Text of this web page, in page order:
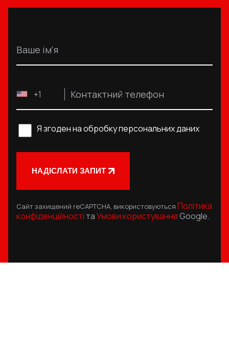
Ваше ім'я
+1 Контактний телефон
Я згоден на обробку персональних даних
НАДІСЛАТИ ЗАПИТ
Сайт захищений reCAPTCHA, використовуються Політика
конфіденційності таУмови користуванняGoogle.